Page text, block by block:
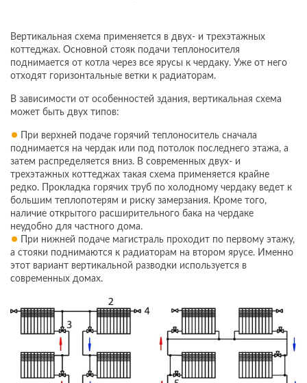
Вертикальная схема применяется в двух- и трехэтажных
коттеджах. Основной стояк подачи теплоносителя
поднимается от котла через все ярусы к чердаку. Уже от него
отходят горизонтальные ветки к радиаторам.
В зависимости от особенностей здания, вертикальная схема
может быть двух типов:
При верхней подаче горячий теплоноситель сначала
поднимается на чердак или под потолок последнего этажа, а
затем распределяется вниз. В современных двух- и
трехэтажных коттеджах такая схема применяется крайне
редко. Прокладка горячих труб по холодному чердаку ведет к
большим теплопотерям и риску замерзания. Кроме того,
наличие открытого расширительного бака на чердаке
неудобно для частного дома.
При нижней подаче магистраль проходит по первому этажу,
а стояки поднимаются к радиаторам на втором ярусе. Именно
этот вариант вертикальной разводки используется в
современных домах.